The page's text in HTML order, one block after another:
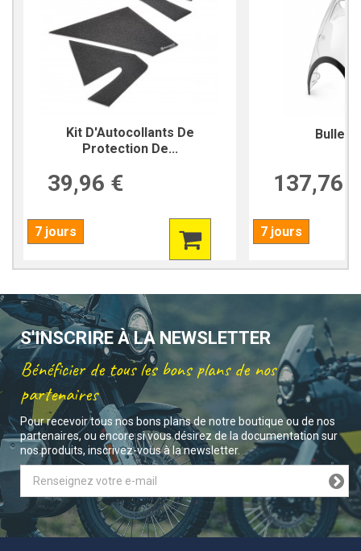
Kit D'Autocollants De
Protection De...
39,96 €
7 jours
Bulle
137,76 €
7 jours
S'INSCRIRE À LA NEWSLETTER
Bénéficier de tous les bons plans de nos
partenaires
Pour recevoir tous nos bons plans de notre boutique ou de nos
partenaires, ou encore si vous désirez de la documentation sur
nos produits, inscrivez-vous à la newsletter.